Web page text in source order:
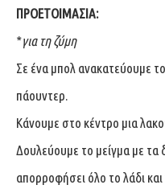
ΠΡΟΕΤΟΙΜΑΣΙΑ:
*για τη ζύμη
Σε ένα μπολ ανακατεύουμε το
πάουντερ.
Κάνουμε στο κέντρο μια
Δουλεύουμε το μείγμα με τα
απορροφήσει όλο το λάδι